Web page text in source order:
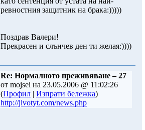
ревностния защитник на брака:)))))
Поздрав Валери!
Прекрасен и слънчев ден ти желая:))))
Re: Нормалното преживяване – 27
от mojsei на 23.05.2006 @ 11:02:26
(Профил | Изпрати бележка)
http://jivotyt.com/news.php